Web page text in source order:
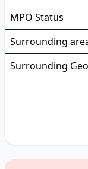
MPO Status
Surrounding
Surrounding